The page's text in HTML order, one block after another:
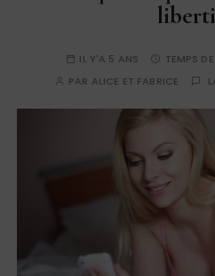
IL Y'A 5 ANS TEMPS
PAR ALICE ET FABRICE